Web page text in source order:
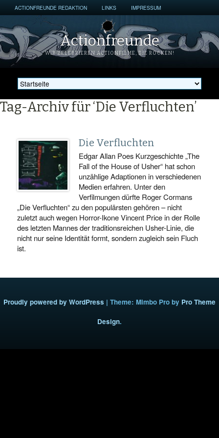
ACTIONFREUNDE REDAKTION LINKS IMPRESSUM
Actionfreunde
WIR ZELEBRIEREN ACTIONFILME, DIE ROCKEN!
Tag-Archiv für ‘Die Verfluchten’
Die Verfluchten
Edgar Allan Poes Kurzgeschichte „The
Fall of the House of Usher“ hat schon
unzählige Adaptionen in verschiedenen
Medien erfahren. Unter den
Verfilmungen dürfte Roger Cormans
„Die Verfluchten“ zu den populärsten gehören – nicht
zuletzt auch wegen Horror-Ikone Vincent Price in der Rolle
des letzten Mannes der traditionsreichen Usher-Linie, die
nicht nur seine Identität formt, sondern zugleich sein Fluch
ist.
Proudly powered by WordPress | Theme: Mimbo Pro by Pro Theme
Design.